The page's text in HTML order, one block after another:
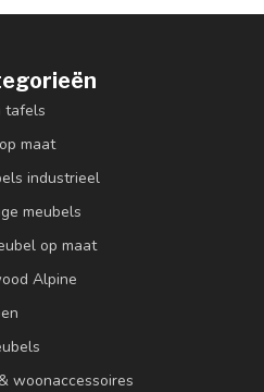
tafels
maat
industrieel
meubels
op maat
Alpine
woonaccessoires